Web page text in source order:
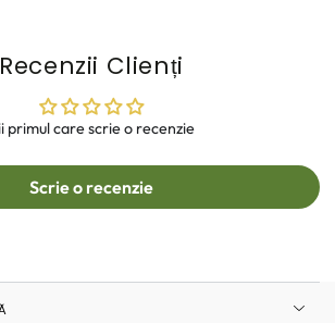
Recenzii Clienți
primul care scrie o recenzie
Scrie o recenzie